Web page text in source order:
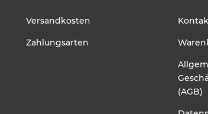
Versandkosten
Zahlungsarten
(AGB)